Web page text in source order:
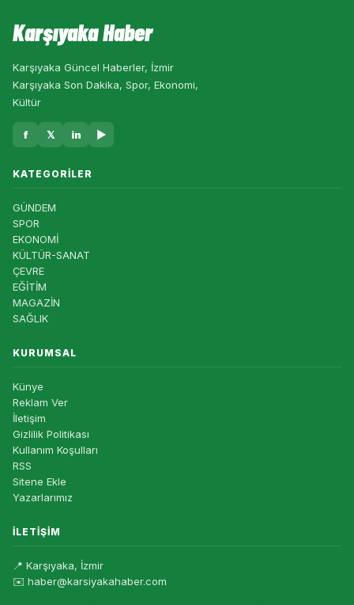
Karşıyaka Haber
Karşıyaka Güncel Haberler, İzmir
Karşıyaka Son Dakika, Spor, Ekonomi,
Kültür
f 𝕏 in ▶
KATEGORILER
GÜNDEM
SPOR
EKONOMİ
KÜLTÜR-SANAT
ÇEVRE
EĞİTİM
MAGAZİN
SAĞLIK
KURUMSAL
Künye
Reklam Ver
İletişim
Gizlilik Politikası
Kullanım Koşulları
RSS
Sitene Ekle
Yazarlarımız
İLETIŞIM
📍 Karşıyaka, İzmir
✉️ haber@karsiyakahaber.com